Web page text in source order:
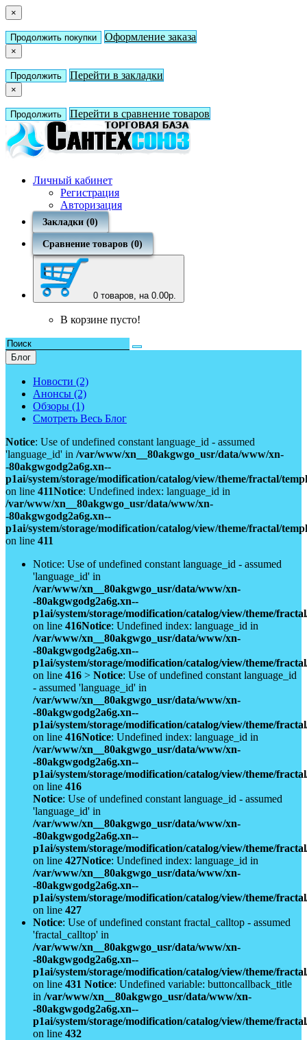
×
Продолжить покупки Оформление заказа
×
Продолжить Перейти в закладки
×
Продолжить Перейти в сравнение товаров
Личный кабинет
Регистрация
Авторизация
Закладки (0)
Сравнение товаров (0)
0 товаров, на 0.00р.
В корзине пусто!
Блог
Новости (2)
Анонсы (2)
Обзоры (1)
Смотреть Весь Блог
Notice: Use of undefined constant language_id - assumed
'language_id' in /var/www/xn__80akgwgo_usr/data/www/xn-
-80akgwgodg2a6g.xn--
p1ai/system/storage/modification/catalog/view/theme/fractal/
on line 411Notice: Undefined index: language_id in
/var/www/xn__80akgwgo_usr/data/www/xn-
-80akgwgodg2a6g.xn--
p1ai/system/storage/modification/catalog/view/theme/fractal/
on line 411
Notice: Use of undefined constant language_id - assumed
'language_id' in
/var/www/xn__80akgwgo_usr/data/www/xn-
-80akgwgodg2a6g.xn--
p1ai/system/storage/modification/catalog/view/theme/
on line 416Notice: Undefined index: language_id in
/var/www/xn__80akgwgo_usr/data/www/xn-
-80akgwgodg2a6g.xn--
p1ai/system/storage/modification/catalog/view/theme/
on line 416 > Notice: Use of undefined constant language_id
- assumed 'language_id' in
/var/www/xn__80akgwgo_usr/data/www/xn-
-80akgwgodg2a6g.xn--
p1ai/system/storage/modification/catalog/view/theme/
on line 416Notice: Undefined index: language_id in
/var/www/xn__80akgwgo_usr/data/www/xn-
-80akgwgodg2a6g.xn--
p1ai/system/storage/modification/catalog/view/theme/
on line 416
Notice: Use of undefined constant language_id - assumed
'language_id' in
/var/www/xn__80akgwgo_usr/data/www/xn-
-80akgwgodg2a6g.xn--
p1ai/system/storage/modification/catalog/view/theme/
on line 427Notice: Undefined index: language_id in
/var/www/xn__80akgwgo_usr/data/www/xn-
-80akgwgodg2a6g.xn--
p1ai/system/storage/modification/catalog/view/theme/
on line 427
Notice: Use of undefined constant fractal_calltop - assumed
'fractal_calltop' in
/var/www/xn__80akgwgo_usr/data/www/xn-
-80akgwgodg2a6g.xn--
p1ai/system/storage/modification/catalog/view/theme/
on line 431 Notice: Undefined variable: buttoncallback_title
in /var/www/xn__80akgwgo_usr/data/www/xn-
-80akgwgodg2a6g.xn--
p1ai/system/storage/modification/catalog/view/theme/
on line 432